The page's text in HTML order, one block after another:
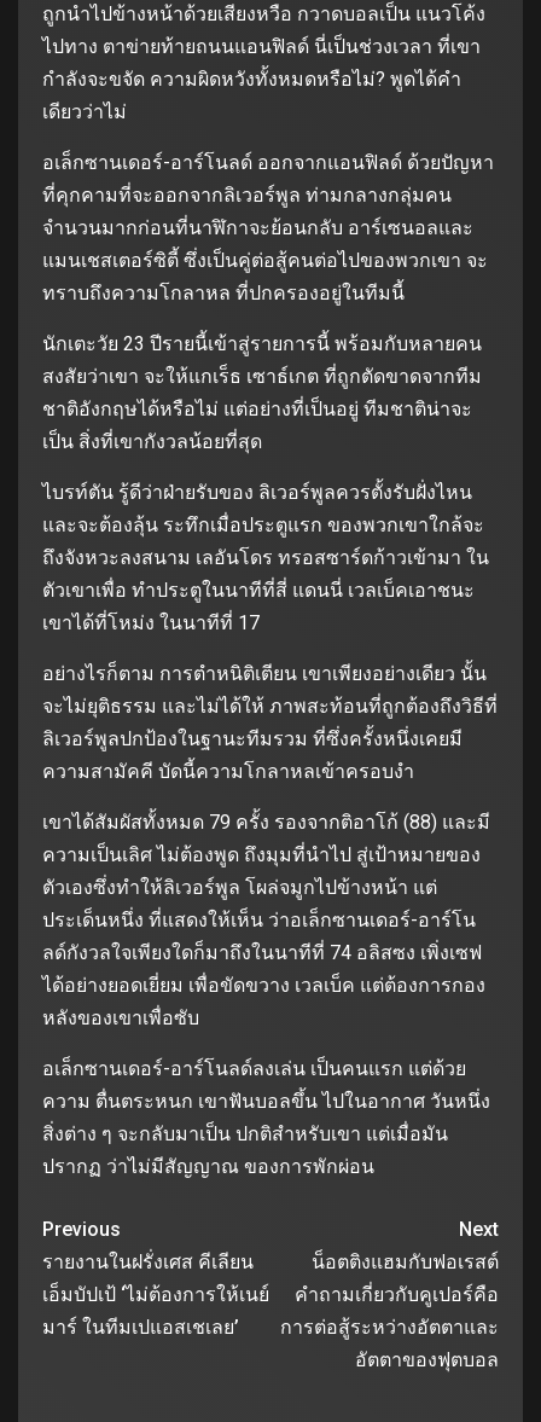
ถูกนำไปข้างหน้าด้วยเสียงหวือ กวาดบอลเป็น แนวโค้ง
ไปทาง ตาข่ายท้ายถนนแอนฟิลด์ นี่เป็นช่วงเวลา ที่เขา
กำลังจะขจัด ความผิดหวังทั้งหมดหรือไม่? พูดได้คำ
เดียวว่าไม่
อเล็กซานเดอร์-อาร์โนลด์ ออกจากแอนฟิลด์ ด้วยปัญหา
ที่คุกคามที่จะออกจากลิเวอร์พูล ท่ามกลางกลุ่มคน
จำนวนมากก่อนที่นาฬิกาจะย้อนกลับ อาร์เซนอลและ
แมนเชสเตอร์ซิตี้ ซึ่งเป็นคู่ต่อสู้คนต่อไปของพวกเขา จะ
ทราบถึงความโกลาหล ที่ปกครองอยู่ในทีมนี้
นักเตะวัย 23 ปีรายนี้เข้าสู่รายการนี้ พร้อมกับหลายคน
สงสัยว่าเขา จะให้แกเร็ธ เซาธ์เกต ที่ถูกตัดขาดจากทีม
ชาติอังกฤษได้หรือไม่ แต่อย่างที่เป็นอยู่ ทีมชาติน่าจะ
เป็น สิ่งที่เขากังวลน้อยที่สุด
ไบรท์ตัน รู้ดีว่าฝ่ายรับของ ลิเวอร์พูลควรตั้งรับฝั่งไหน
และจะต้องลุ้น ระทึกเมื่อประตูแรก ของพวกเขาใกล้จะ
ถึงจังหวะลงสนาม เลอันโดร ทรอสซาร์ดก้าวเข้ามา ใน
ตัวเขาเพื่อ ทำประตูในนาทีที่สี่ แดนนี่ เวลเบ็คเอาชนะ
เขาได้ที่โหม่ง ในนาทีที่ 17
อย่างไรก็ตาม การตำหนิติเตียน เขาเพียงอย่างเดียว นั้น
จะไม่ยุติธรรม และไม่ได้ให้ ภาพสะท้อนที่ถูกต้องถึงวิธีที่
ลิเวอร์พูลปกป้องในฐานะทีมรวม ที่ซึ่งครั้งหนึ่งเคยมี
ความสามัคคี บัดนี้ความโกลาหลเข้าครอบงำ
เขาได้สัมผัสทั้งหมด 79 ครั้ง รองจากติอาโก้ (88) และมี
ความเป็นเลิศ ไม่ต้องพูด ถึงมุมที่นำไป สู่เป้าหมายของ
ตัวเองซึ่งทำให้ลิเวอร์พูล โผล่จมูกไปข้างหน้า แต่
ประเด็นหนึ่ง ที่แสดงให้เห็น ว่าอเล็กซานเดอร์-อาร์โน
ลด์กังวลใจเพียงใดก็มาถึงในนาทีที่ 74 อลิสซง เพิ่งเซฟ
ได้อย่างยอดเยี่ยม เพื่อขัดขวาง เวลเบ็ค แต่ต้องการกอง
หลังของเขาเพื่อซับ
อเล็กซานเดอร์-อาร์โนลด์ลงเล่น เป็นคนแรก แต่ด้วย
ความ ตื่นตระหนก เขาฟันบอลขึ้น ไปในอากาศ วันหนึ่ง
สิ่งต่าง ๆ จะกลับมาเป็น ปกติสำหรับเขา แต่เมื่อมัน
ปรากฏ ว่าไม่มีสัญญาณ ของการพักผ่อน
Previous
รายงานในฝรั่งเศส คีเลียน
เอ็มบัปเป้ ‘ไม่ต้องการให้เนย์
มาร์ ในทีมเปแอสเชเลย’
Next
น็อตติงแฮมกับฟอเรสต์
คำถามเกี่ยวกับคูเปอร์คือ
การต่อสู้ระหว่างอัตตาและ
อัตตาของฟุตบอล